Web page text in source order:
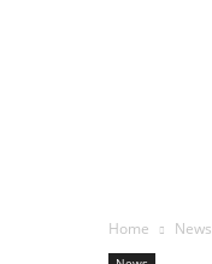
Home News